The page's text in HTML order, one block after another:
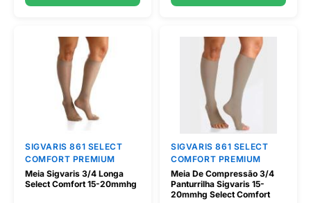
SIGVARIS 861 SELECT
COMFORT PREMIUM
Meia Sigvaris 3/4 Longa
Select Comfort 15-20mmhg
SIGVARIS 861 SELECT
COMFORT PREMIUM
Meia De Compressão 3/4
Panturrilha Sigvaris 15-
20mmhg Select Comfort